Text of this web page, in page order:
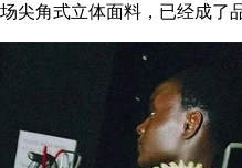
角式立体面料，已经成了品